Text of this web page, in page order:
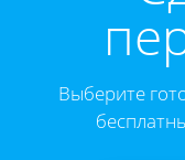
Выберите